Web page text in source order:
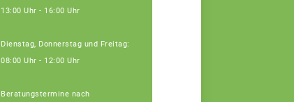
13:00 Uhr - 16:00 Uhr
Dienstag, Donnerstag und Freitag:
08:00 Uhr - 12:00 Uhr
Beratungstermine nach